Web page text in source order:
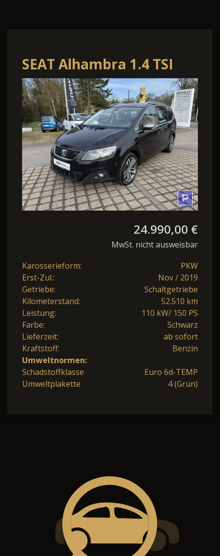
SEAT Alhambra 1.4 TSI
FR-Line S&S
24.990,00 €
MwSt. nicht ausweisbar
Karosserieform:
PKW
Erst-Zul.:
Nov / 2019
Getriebe:
Schaltgetriebe
Kilometerstand:
52.510 km
Leistung:
110 kW/ 150 PS
Farbe:
Schwarz
Lieferzeit:
ab sofort
Kraftstoff:
Benzin
Umweltnormen:
Schadstoffklasse
Euro 6d-TEMP
Umweltplakette
4 (Grün)